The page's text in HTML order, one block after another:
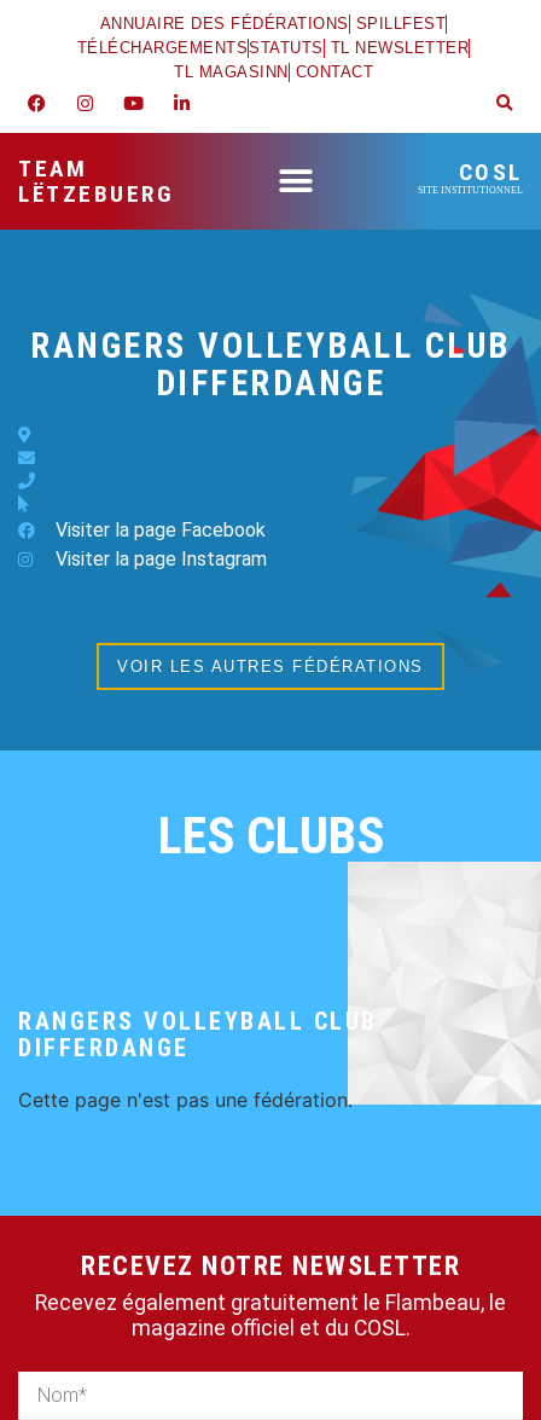
ANNUAIRE DES FÉDÉRATIONS SPILLFEST
TÉLÉCHARGEMENTSSTATUTS TL NEWSLETTER
TL MAGASINN CONTACT
TEAM
LËTZEBUERG
COSL
SITE INSTITUTIONNEL
RANGERS VOLLEYBALL CLUB
DIFFERDANGE
Visiter la page Facebook
Visiter la page Instagram
VOIR LES AUTRES FÉDÉRATIONS
LES CLUBS
RANGERS VOLLEYBALL CLUB
DIFFERDANGE
Cette page n'est pas une fédération.
RECEVEZ NOTRE NEWSLETTER
Recevez également gratuitement le Flambeau, le
magazine officiel et du COSL.